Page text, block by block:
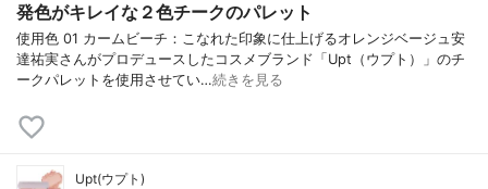
発色がキレイな２色チークのパレット
使用色 01 カームビーチ：こなれた印象に仕上げるオレンジベージュ安
達祐実さんがプロデュースしたコスメブランド「Upt（ウプト）」のチ
ークパレットを使用させてい…続きを見る
Upt(ウプト)